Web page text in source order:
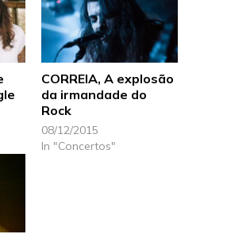
CORREIA, A explosão
da irmandade do
Rock
08/12/2015
In "Concertos"